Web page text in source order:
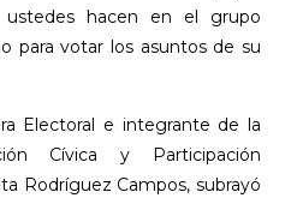
hacen en el grupo
para votar los asuntos de su
Electoral e integrante de la
Cívica y Participación
Rodríguez Campos, subrayó